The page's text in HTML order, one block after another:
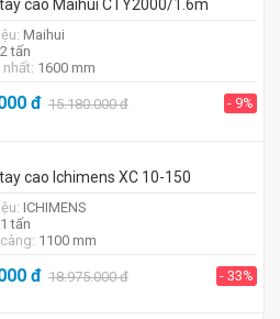
cao Maihui CTY2000/1.6m
Maihui
2 tấn
1600 mm
đ 15.180.000đ - 9%
cao Ichimens XC 10-150
ICHIMENS
1 tấn
1100 mm
đ 18.975.000đ - 33%